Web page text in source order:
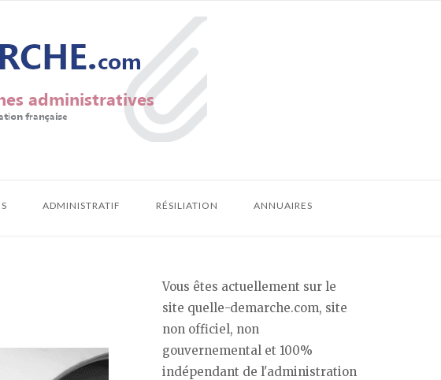
ADMINISTRATIF RÉSILIATION ANNUAIRES
Vous êtes actuellement sur le
site quelle-demarche.com, site
non officiel, non
gouvernemental et 100%
indépendant de l'administration